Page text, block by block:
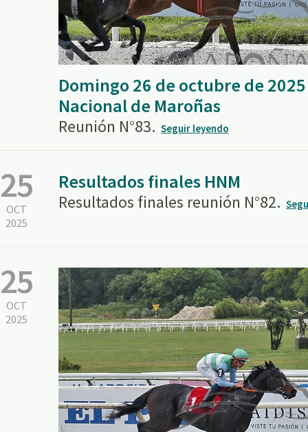
Domingo 26 de octubre de
Nacional de Maroñas
Reunión N°83. Seguir leyendo
25
OCT
2025
Resultados finales HNM
Resultados finales reunión N°82.
25
OCT
2025